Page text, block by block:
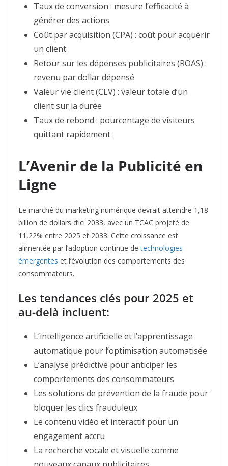
Taux de conversion : mesure l’efficacité à
générer des actions
Coût par acquisition (CPA) : coût pour acquérir
un client
Retour sur les dépenses publicitaires (ROAS) :
revenu par dollar dépensé
Valeur vie client (CLV) : valeur totale d’un
client sur la durée
Taux de rebond : pourcentage de visiteurs
quittant rapidement
L’Avenir de la Publicité en
Ligne
Le marché du marketing numérique devrait atteindre 1,18
billion de dollars d’ici 2033, avec un TCAC projeté de
11,22% entre 2025 et 2033. Cette croissance est
alimentée par l’adoption continue detechnologies
émergentes et l’évolution des comportements des
consommateurs.​
Les tendances clés pour 2025 et
au-delà incluent:​
L’intelligence artificielle et l’apprentissage
automatique pour l’optimisation automatisée
L’analyse prédictive pour anticiper les
comportements des consommateurs
Les solutions de prévention de la fraude pour
bloquer les clics frauduleux
Le contenu vidéo et interactif pour un
engagement accru
La recherche vocale et visuelle comme